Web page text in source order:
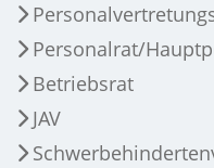
Personalrat/
Betriebsrat
JAV